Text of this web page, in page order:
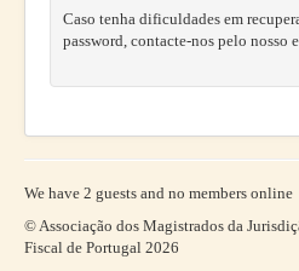
Caso tenha dificuldades em
password, contacte-nos pelo nosso
We have 2 guests and no members online
© Associação dos Magistrados da
Fiscal de Portugal 2026